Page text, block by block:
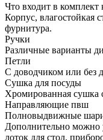
Что входит в комплект
Корпус, влагостойкая
фурнитура.
Ручки
Различные варианты
Петли
С доводчиком или без
Сушка для посуды
Хромированная
Направляющие пвш
Полновыдвижные
Дополнительно можно
лоток для стол.